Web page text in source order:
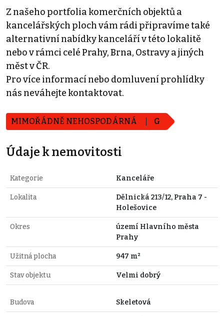
Z našeho portfolia komerčních objektů a
kancelářských ploch vám rádi připravíme také
alternativní nabídky kanceláří v této lokalitě
nebo v rámci celé Prahy, Brna, Ostravy a jiných
měst v ČR.
Pro více informací nebo domluvení prohlídky
nás neváhejte kontaktovat.
MIMOŘÁDNĚ NEHOSPODÁRNÁ G
Údaje k nemovitosti
Kategorie Kanceláře
Lokalita
Dělnická 213/12, Praha 7 -
Holešovice
Okres
území Hlavního města
Prahy
Užitná plocha 947 m²
Stav objektu Velmi dobrý
Budova Skeletová